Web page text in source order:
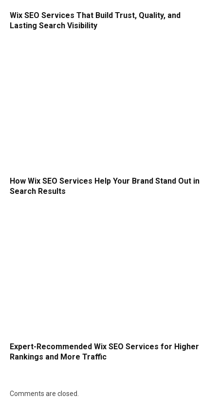
Wix SEO Services That Build Trust, Quality, and
Lasting Search Visibility
How Wix SEO Services Help Your Brand Stand Out in
Search Results
Expert-Recommended Wix SEO Services for Higher
Rankings and More Traffic
Comments are closed.